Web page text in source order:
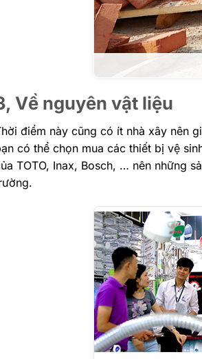
Về nguyên vật liệu
điểm này cũng có ít nhà xây nên
có thể chọn mua các thiết bị vệ
TOTO, Inax, Bosch, … nên những